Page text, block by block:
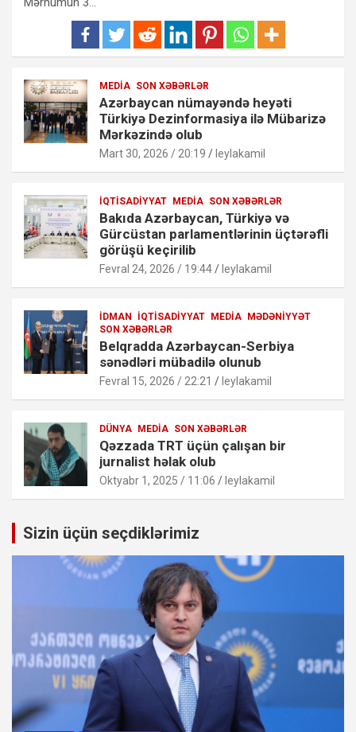
MEDIA SON XƏBƏRLƏR
Azərbaycan nümayəndə heyəti
Türkiyə Dezinformasiya ilə Mübarizə
Mərkəzində olub
Mart 30, 2026 / 20:19 leylakamil
İQTISADIYYAT MEDIA SON XƏBƏRLƏR
Bakıda Azərbaycan, Türkiyə və
Gürcüstan parlamentlərinin üçtərəfli
görüşü keçirilib
Fevral 24, 2026 / 19:44 leylakamil
İDMAN İQTISADIYYAT MEDIA MƏDƏNIYYƏT
SON XƏBƏRLƏR
Belqradda Azərbaycan-Serbiya
sənədləri mübadilə olunub
Fevral 15, 2026 / 22:21 leylakamil
DÜNYA MEDIA SON XƏBƏRLƏR
Qəzzada TRT üçün çalışan bir
jurnalist həlak olub
Oktyabr 1, 2025 / 11:06 leylakamil
Sizin üçün seçdiklərimiz